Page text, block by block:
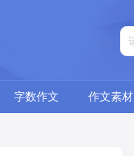
字数作文 作文素材